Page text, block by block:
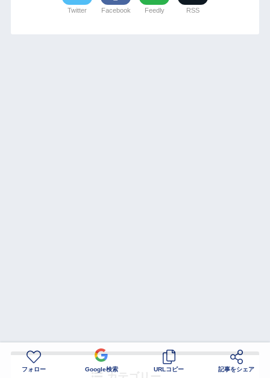
Twitter Facebook Feedly RSS
フォロー Google検索 URLコピー 記事をシェア